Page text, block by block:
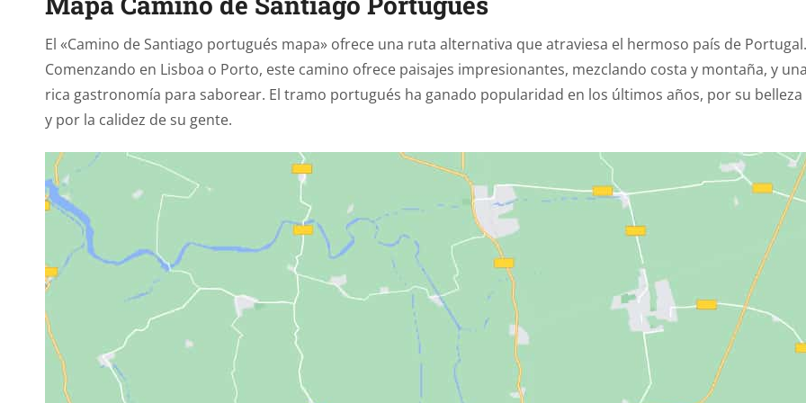
El «Camino de Santiago portugués mapa» ofrece una ruta alternativa que atraviesa el hermoso país de Portugal.
Comenzando en Lisboa o Porto, este camino ofrece paisajes impresionantes, mezclando costa y montaña, y
rica gastronomía para saborear. El tramo portugués ha ganado popularidad en los últimos años, por su belleza
y por la calidez de su gente.